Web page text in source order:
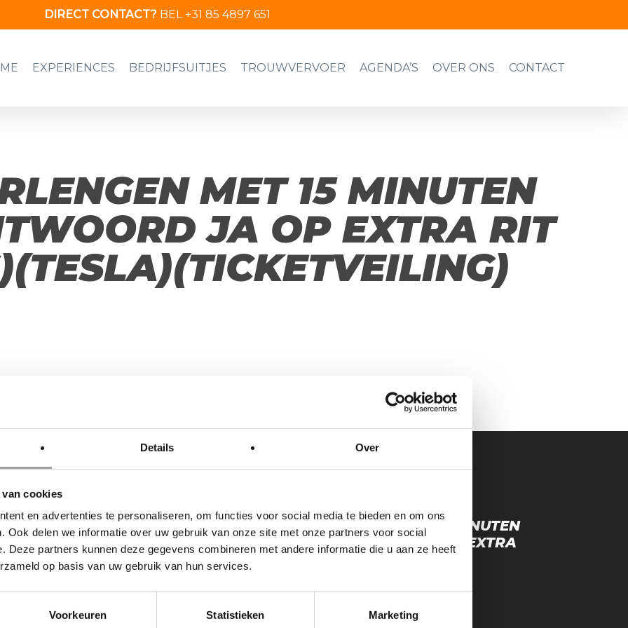
Details Over
cookies
en advertenties te personaliseren, om functies voor social media te bieden en om ons
Ook delen we informatie over uw gebruik van onze site met onze partners voor social
Deze partners kunnen deze gegevens combineren met andere informatie die u aan ze heeft
op basis van uw gebruik van hun services.
Voorkeuren Statistieken Marketing
DIRECT CONTACT?BEL +31 85 4897 651
EXPERIENCES BEDRIJFSUITJES TROUWVERVOER AGENDA’S OVER ONS CONTACT
MET 15 MINUTEN
JA OP EXTRA RIT
RIT)
RIJTIJD VERLENGEN MET 15 MINUTEN
(ALLEEN ANTWOORD NEE OP EXTRA